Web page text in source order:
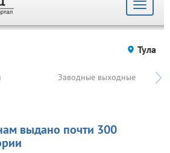
Toggle
Тула
Заводные выходные
выдано почти 300